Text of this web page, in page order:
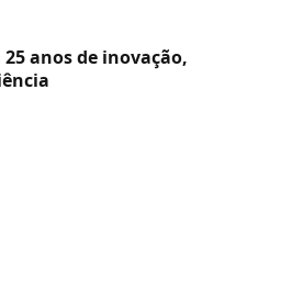
25 anos de inovação,